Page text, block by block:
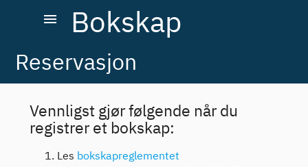
menu Bokskap
Reservasjon
Vennligst gjør følgende når du
registrer et bokskap:
Les bokskapreglementet